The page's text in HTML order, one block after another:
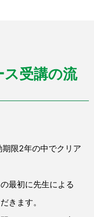
受講の流
限2年の中でクリア
最初に先生による
きます。